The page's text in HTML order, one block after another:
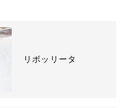
リボッリータ